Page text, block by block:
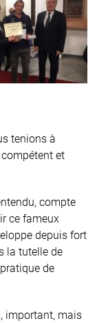
tenions à
et
compte
ce fameux
depuis fort
la tutelle de
de
important, mais